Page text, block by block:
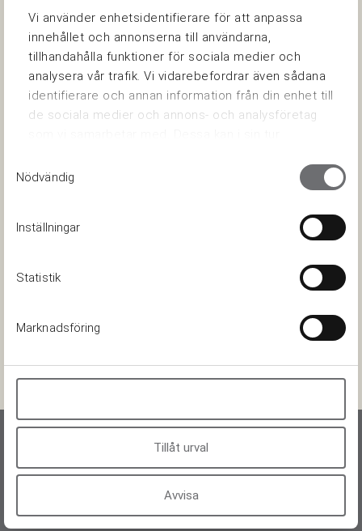
Vi använder enhetsidentifierare för att anpassa
innehållet och annonserna till användarna,
tillhandahålla funktioner för sociala medier och
analysera vår trafik. Vi vidarebefordrar även sådana
identifierare och annan information från din enhet till
de sociala medier och annons- och analysföretag
som du har tillhandahållit eller som de har samlat in
Nödvändig
Inställningar
Statistik
Marknadsföring
Tillåt urval
Avvisa
ADRESS
Donsö Konferens
Donsö Hamnväg 38
430 82 Donsö
donso@donsokonferens.se
KONFERENS
Övernattning